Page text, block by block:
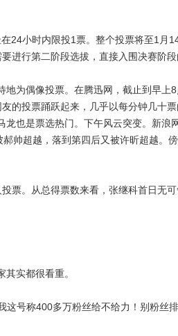
小时内限投1票。整个投票将至1月14
进行第二阶段选拔，直接入围决赛阶段
为偶像投票。在腾迅网，截止到早上8
的投票踊跃起来，几乎以每分钟几十票
龙也是票选热门。下午风云突变。新浪
帅超越，落到第四后又被许昕超越。
。从总得票数来看，张继科首日无可
实都很看重。
号称400多万粉丝给不给力！别粉丝